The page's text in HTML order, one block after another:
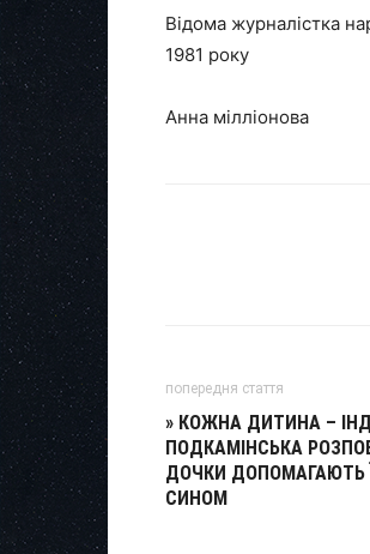
Відома журналістка
1981 року
Анна мілліонова
попередня стаття
» КОЖНА ДИТИНА –
ПОДКАМІНСЬКА
ДОЧКИ
СИНОМ